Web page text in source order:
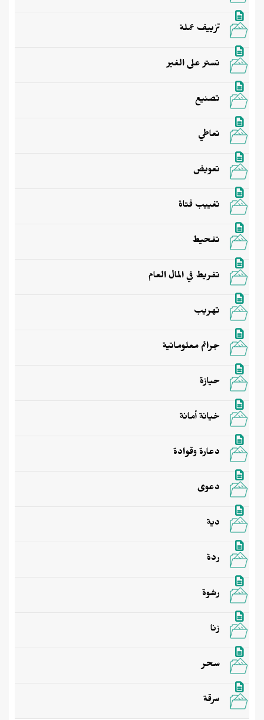
تزييف عملة
تستر على الغير
تصنيع
تعاطي
تعويض
تغييب فتاة
تفحيط
تفريط في المال العام
تهريب
جرائم معلوماتية
حيازة
خيانة أمانة
دعارة وقوادة
دعوى
دية
ردة
رشوة
زنا
سحر
سرقة